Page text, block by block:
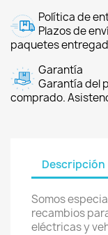
Política de
Plazos de
paquetes
Garantía
Garantía del
comprado.
Descripción
Somos
recambios
eléctricas y